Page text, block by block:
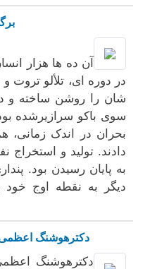
آن ده ها هزار
در دوره ای، تلألو
شان را روشن ساخته و
سوی باکو سرازیرشده
بحران در اندک
دادند. تولید و
به پایان رسیدن بود.
دیگر به نقطه اوج
دکترهوشنگ
دکترهوشنگ